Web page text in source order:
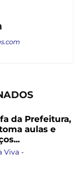
da Prefeitura,
aulas e
Viva -